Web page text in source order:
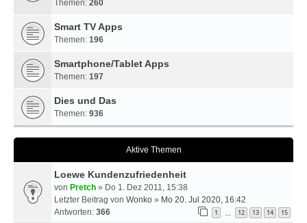
Themen: 260
Smart TV Apps
Themen: 196
Smartphone/Tablet Apps
Themen: 197
Dies und Das
Themen: 936
Aktive Themen
Loewe Kundenzufriedenheit
von Pretch » Do 1. Dez 2011, 15:38
Letzter Beitrag von Wonko » Mo 20. Jul 2020, 16:42
Antworten: 366 1 12 13 14 15